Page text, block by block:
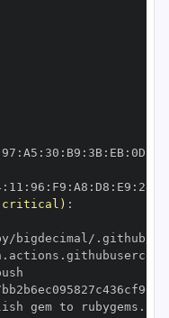
97 : A5 : 30 : B9 : 3B: EB: 0D
: 11 : 96 : F9 : A8 : D8 : E9 : 28
(critical) :